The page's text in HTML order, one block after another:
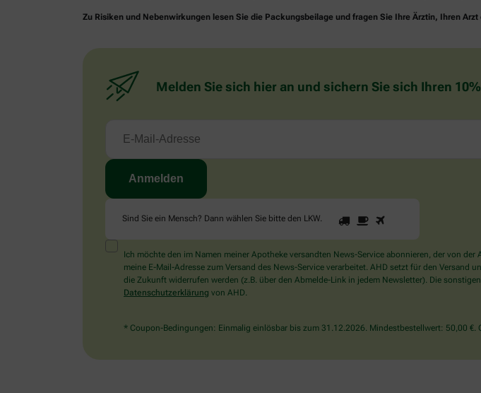
Zu Risiken und Nebenwirkungen lesen Sie die Packungsbeilage und fragen Sie Ihre Ärztin, Ihren
Melden Sie sich hier an und sichern Sie sich Ihren
Sind Sie ein Mensch? Dann wählen Sie bitte den LKW
Sie
Mensch?
Dann
wählen
LKW.
1 2
Ich möchte den im Namen meiner Apotheke versandten News-Service abonnieren, der von
meine E-Mail-Adresse zum Versand des News-Service verarbeitet. AHD setzt für den
die Zukunft widerrufen werden (z.B. über den Abmelde-Link in jedem Newsletter). Die
Datenschutzerklärung von AHD.
* Coupon-Bedingungen: Einmalig einlösbar bis zum 31.12.2026. Mindestbestellwert: 50,00